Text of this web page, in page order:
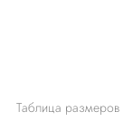
Таблица размеров